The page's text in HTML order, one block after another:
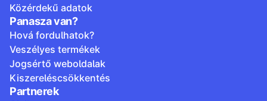
Közérdekű adatok
Panasza van?
Hová fordulhatok?
Veszélyes termékek
Jogsértő weboldalak
Kiszereléscsökkentés
Partnerek